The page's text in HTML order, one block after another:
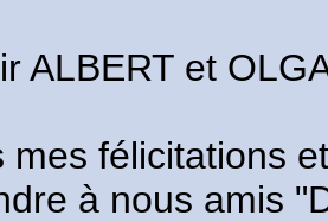
ALBERT et
mes félicitations
à nous amis